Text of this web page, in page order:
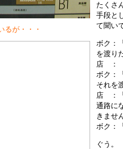
るが・・・
たくさ
手段と
て聞い
ボク：
を渡り
店 ：
ボク：
それを
店 ：
通路に
きませ
ボク：
ぐう。